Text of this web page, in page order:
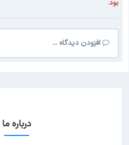
بود.
افزودن دیدگاه ...
درباره ما